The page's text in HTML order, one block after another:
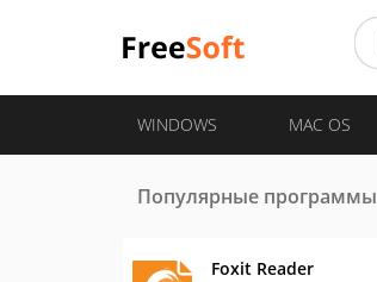
WINDOWS MAC OS
Популярные программы
Foxit Reader